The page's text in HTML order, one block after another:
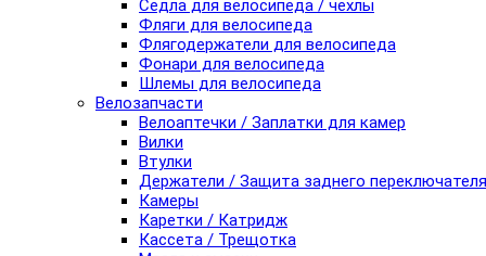
Седла для велосипеда / чехлы
Фляги для велосипеда
Флягодержатели для велосипеда
Фонари для велосипеда
Шлемы для велосипеда
Велозапчасти
Велоаптечки / Заплатки для камер
Вилки
Втулки
Держатели / Защита заднего переключателя
Камеры
Каретки / Катридж
Кассета / Трещотка